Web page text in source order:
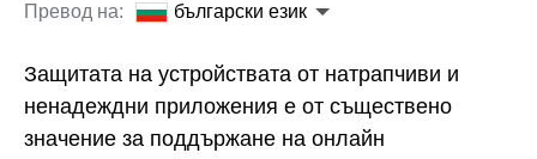
Превод на:
български език
Защитата на устройствата от натрапчиви и
ненадеждни приложения е от съществено
значение за поддържане на онлайн